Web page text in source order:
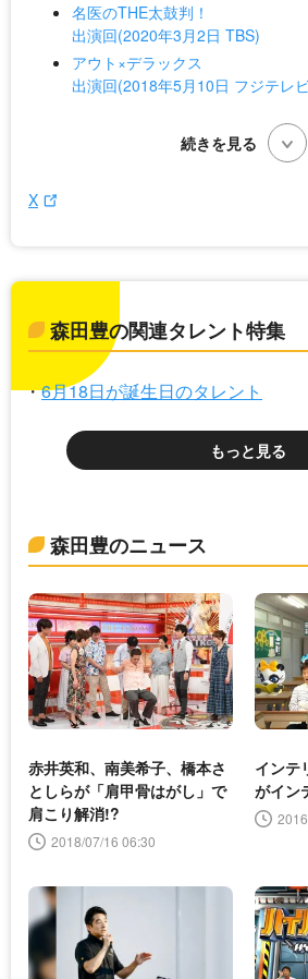
名医のTHE太鼓判！
出演回(2020年3月2日 TBS)
アウト×デラックス
出演回(2018年5月10日 フジテレ
X
森田豊の関連タレント特集
6月18日が誕生日のタレント
もっと見る
森田豊のニュース
赤井英和、南美希子、橋本さ
としらが「肩甲骨はがし」で
肩こり解消!?
2018/07/16 06:30
インテ
がイン